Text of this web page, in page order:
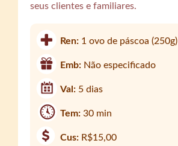
seus clientes e familiares.
Ren: 1 ovo de páscoa (250g)
Emb: Não especificado
Val: 5 dias
Tem:30 min
Cus: R$15,00